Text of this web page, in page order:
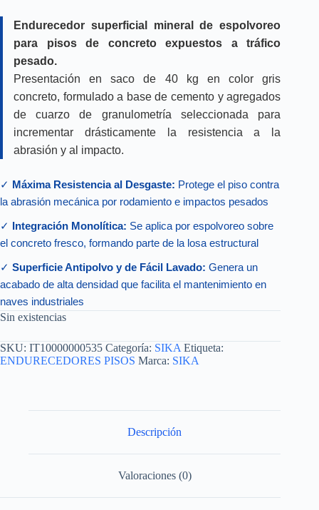
Endurecedor superficial mineral de espolvoreo
para pisos de concreto expuestos a tráfico
pesado.
Presentación en saco de 40 kg en color gris
concreto, formulado a base de cemento y agregados
de cuarzo de granulometría seleccionada para
incrementar drásticamente la resistencia a la
abrasión y al impacto.
✓ Máxima Resistencia al Desgaste: Protege el piso contra
la abrasión mecánica por rodamiento e impactos pesados
✓
Integración Monolítica: Se aplica por espolvoreo sobre
el concreto fresco, formando parte de la losa estructural
✓ Superficie Antipolvo y de Fácil Lavado: Genera un
acabado de alta densidad que facilita el mantenimiento en
naves industriales
Sin existencias
SKU: IT10000000535 Categoría: SIKA Etiqueta:
ENDURECEDORES PISOS Marca: SIKA
Descripción
Valoraciones (0)